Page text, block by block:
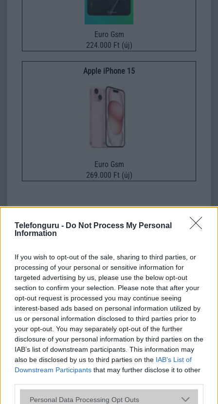
Telefonguru - Do Not Process My Personal
Information
If you wish to opt-out of the sale, sharing to third parties, or
processing of your personal or sensitive information for
targeted advertising by us, please use the below opt-out
section to confirm your selection. Please note that after your
opt-out request is processed you may continue seeing
interest-based ads based on personal information utilized by
us or personal information disclosed to third parties prior to
your opt-out. You may separately opt-out of the further
disclosure of your personal information by third parties on the
IAB’s list of downstream participants. This information may
also be disclosed by us to third parties on the IAB’s List of
Downstream Participants that may further disclose it to other
Please note that this website/app uses one or more Google
Personal Data Processing Opt Outs
Euro Gsm
224.000 Ft (új)
Apple iPhone 15
Euro Gsm
269.000 Ft (új)
Sony: Made for Bond (film részlettel)
Moneypenny fõszereplésével bemutatja legújabb
kampányfilmjét a Sony.
Még jobb lesz a Sony energiatakarékos
funkciója
2015.11.02| Phone Arena
A japán gyártó a Sony Xperia Z5 családjában mutatja be
elõször a továbbfejlesztett Stamina Mode-ot, ahol a
Android 6.0 Marshmallow rendszer újdonságai adják.